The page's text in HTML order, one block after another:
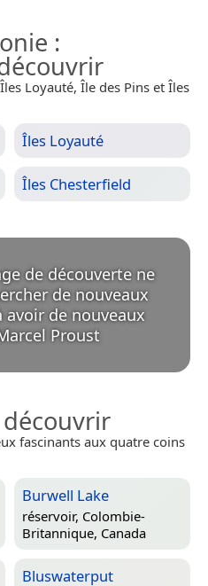
:
Loyauté, Île des Pins et Îles
Îles Loyauté
Îles Chesterfield
de découverte ne
de nouveaux
avoir de nouveaux
Proust
fascinants aux quatre coins
Burwell Lake
réservoir, Colombie-
Britannique, Canada
Bluswaterput